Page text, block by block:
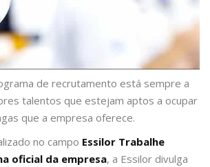
de recrutamento está sempre a
talentos que estejam aptos a ocupar
que a empresa oferece.
no campo Essilor Trabalhe
oficial da empresa, a Essilor divulga